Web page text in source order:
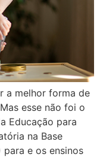
a melhor forma de
esse não foi o
Educação para
na Base
para e os ensinos